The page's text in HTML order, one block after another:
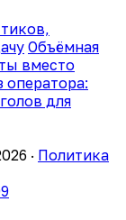
Объёмная
вместо
оператора:
для
· Политика